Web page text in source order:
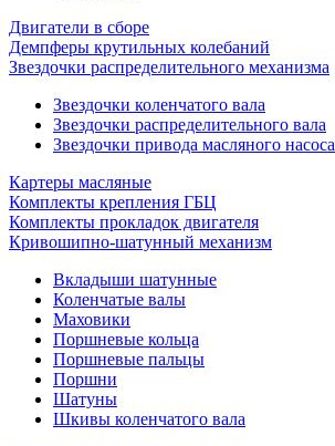
Двигатели в сборе
Демпферы крутильных колебаний
Звездочки распределительного механизма
Звездочки коленчатого вала
Звездочки распределительного вала
Звездочки привода масляного насоса
Картеры масляные
Комплекты крепления ГБЦ
Комплекты прокладок двигателя
Кривошипно-шатунный механизм
Вкладыши шатунные
Коленчатые валы
Маховики
Поршневые кольца
Поршневые пальцы
Поршни
Шатуны
Шкивы коленчатого вала